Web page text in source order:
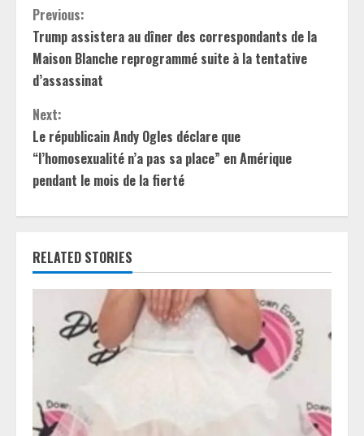
C
o
n
t
i
n
u
e
R
e
a
d
Previous:
Trump assistera au dîner des correspondants de la
Maison Blanche reprogrammé suite à la tentative
d’assassinat
Next:
Le républicain Andy Ogles déclare que
“l’homosexualité n’a pas sa place” en Amérique
pendant le mois de la fierté
RELATED STORIES